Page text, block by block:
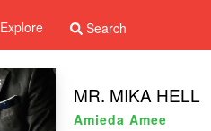
Explore Search
MR. MIKA HELL
Amieda Amee